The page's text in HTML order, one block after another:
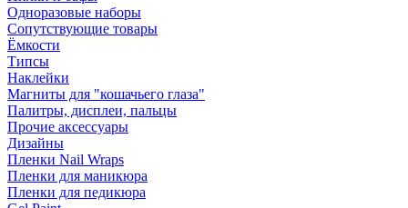
Одноразовые наборы
Сопутствующие товары
Ёмкости
Типсы
Наклейки
Магниты для "кошачьего глаза"
Палитры, дисплеи, пальцы
Прочие аксессуары
Дизайны
Пленки Nail Wraps
Пленки для маникюра
Пленки для педикюра